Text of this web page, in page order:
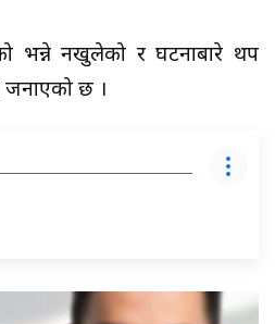
भन्ने नखुलेको र घटनाबारे थप
जनाएको छ ।